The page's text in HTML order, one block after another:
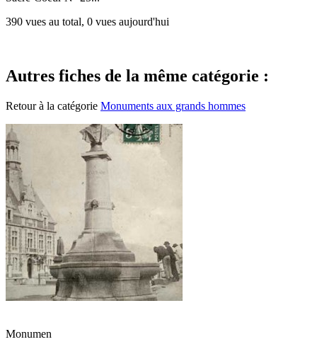
390 vues au total, 0 vues aujourd'hui
Autres fiches de la même catégorie :
Retour à la catégorie Monuments aux grands hommes
Monumen